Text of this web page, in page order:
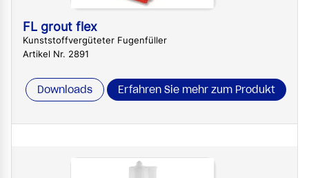
FL grout flex
Kunststoffvergüteter Fugenfüller
Artikel Nr. 2891
Downloads Erfahren Sie mehr zum Produkt